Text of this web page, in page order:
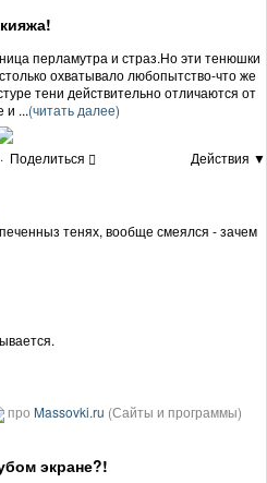
перламутра и страз.Но эти тенюшки
охватывало любопытство-что же
тени действительно отличаются от
и ...(читать далее)
· Поделиться
Действия ▼
тенях, вообще смеялся - зачем
про Massovki.ru (Сайты и программы)
экране?!